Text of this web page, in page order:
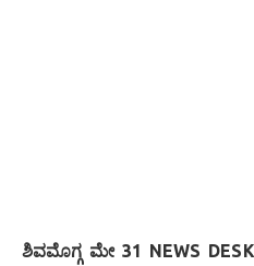
ಶಿವಮೊಗ್ಗ ಮೇ 31 NEWS